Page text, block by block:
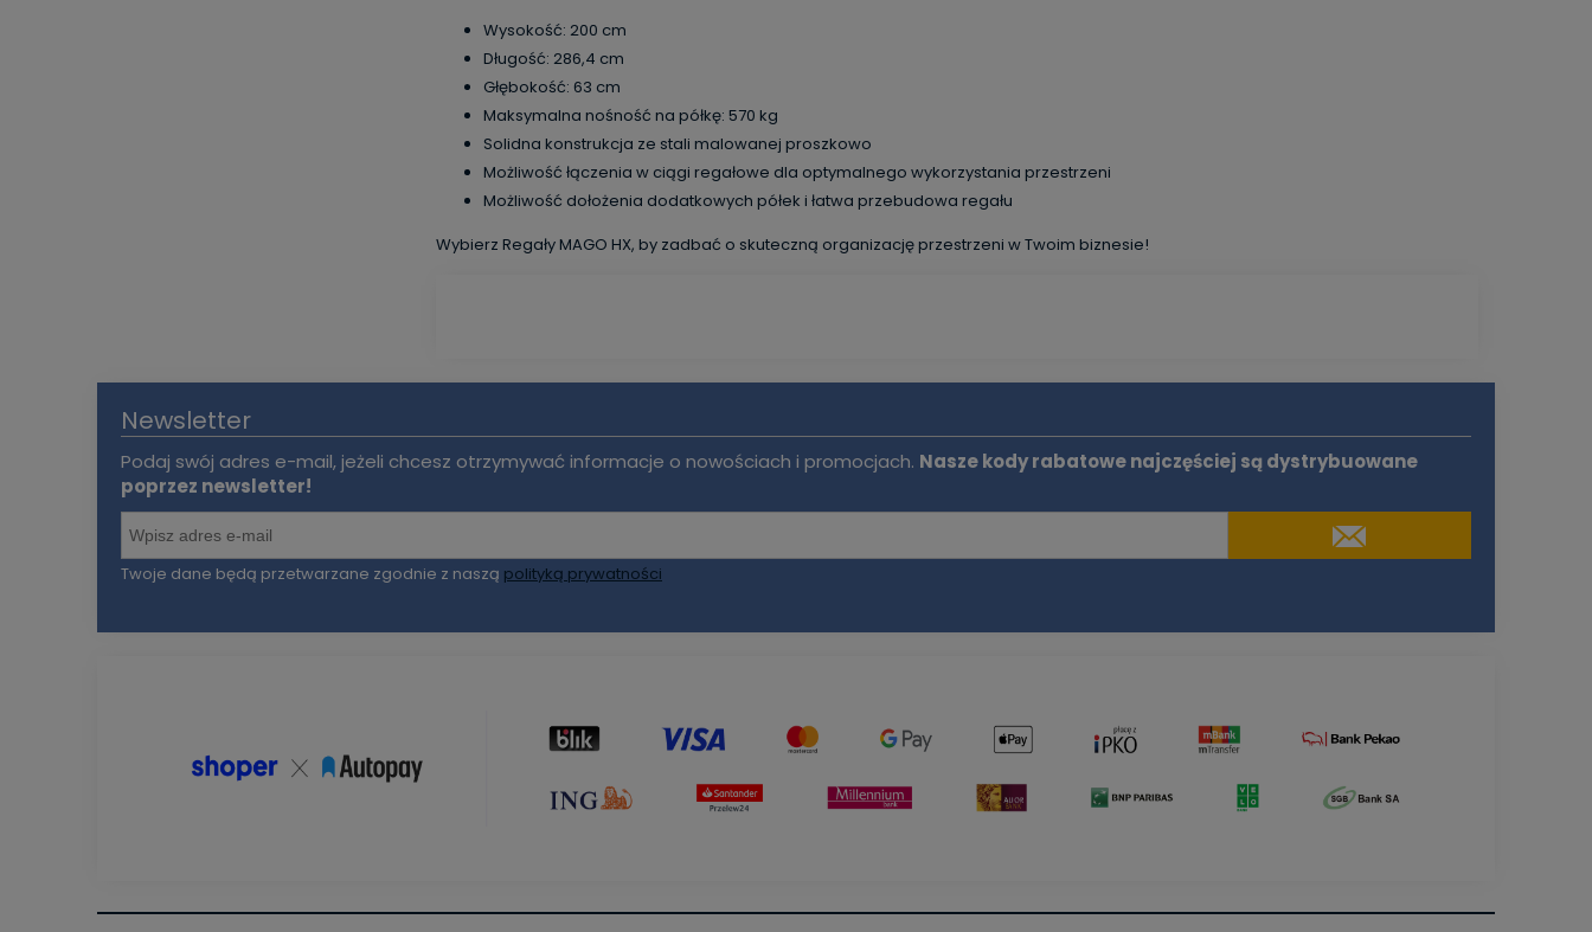
Wysokość: 200 cm
Długość: 286,4 cm
Głębokość: 63 cm
Maksymalna nośność na półkę: 570 kg
Solidna konstrukcja ze stali malowanej proszkowo
Możliwość łączenia w ciągi regałowe dla optymalnego wykorzystania przestrzeni
Możliwość dołożenia dodatkowych półek i łatwa przebudowa regału
Wybierz Regały MAGO HX, by zadbać o skuteczną organizację przestrzeni w Twoim biznesie!
Newsletter
Podaj swój adres e-mail, jeżeli chcesz otrzymywać informacje o nowościach i promocjach. Nasze kody rabatowe najczęściej są dystrybuowane
poprzez newsletter!
Twoje dane będą przetwarzane zgodnie z naszą polityką prywatności